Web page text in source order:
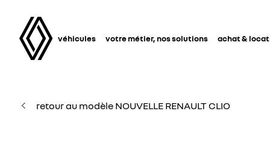
véhicules votre métier, nos solutions achat &
retour au modèle NOUVELLE RENAULT CLIO